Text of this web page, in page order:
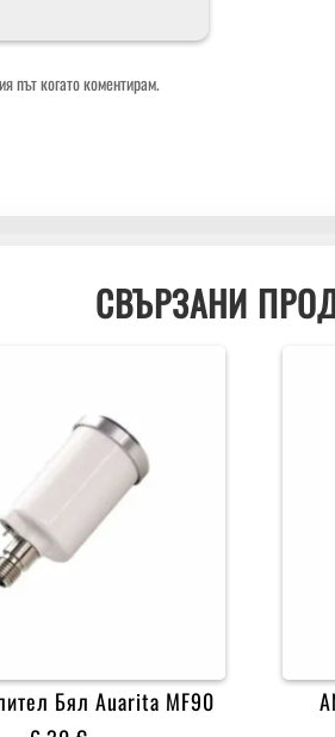
път когато коментирам.
СВЪРЗАНИ
Бял Auarita MF90